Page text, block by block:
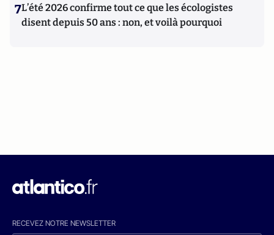
7L’été 2026 confirme tout ce que les écologistes
disent depuis 50 ans : non, et voilà pourquoi
RECEVEZ NOTRE NEWSLETTER